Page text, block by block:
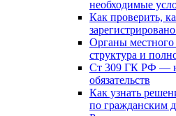
необходимые
Как проверить,
Органы
структура и
Ст 309 ГК РФ —
обязательств
Как узнать
по гражданским